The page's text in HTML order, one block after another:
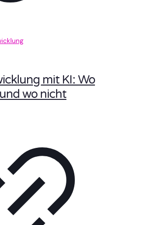
mit KI: Wo
wo nicht